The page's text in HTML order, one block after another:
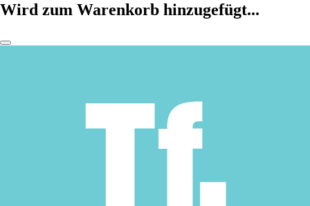
Wird zum Warenkorb hinzugefügt...